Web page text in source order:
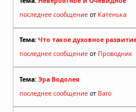
последнее сообщение от Катенька
Тема: Что такое духовное
последнее сообщение от Проводник
Тема: Эра Водолея
последнее сообщение от Baro